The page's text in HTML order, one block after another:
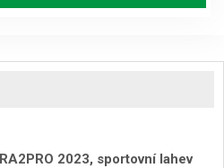
2023, sportovní lahev